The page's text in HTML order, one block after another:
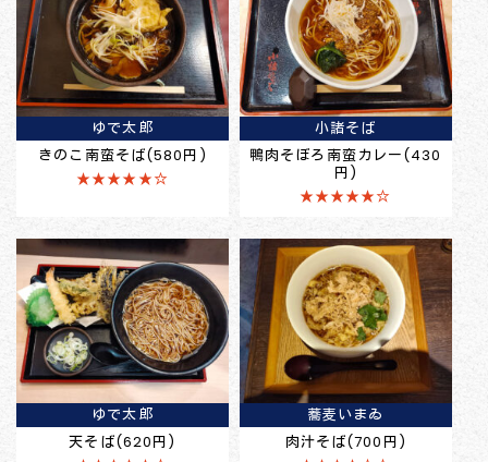
ゆで太郎
きのこ南蛮そば(580円)
★★★★★☆
小諸そば
鴨肉そぼろ南蛮カレー(430
円)
★★★★★☆
ゆで太郎
天そば(620円)
蕎麦いまゐ
肉汁そば(700円)